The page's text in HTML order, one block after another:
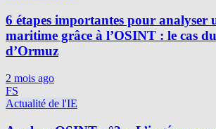
6 étapes importantes pour analyser
maritime grâce à l’OSINT : le cas
d’Ormuz
2 mois ago
FS
Actualité de l'IE